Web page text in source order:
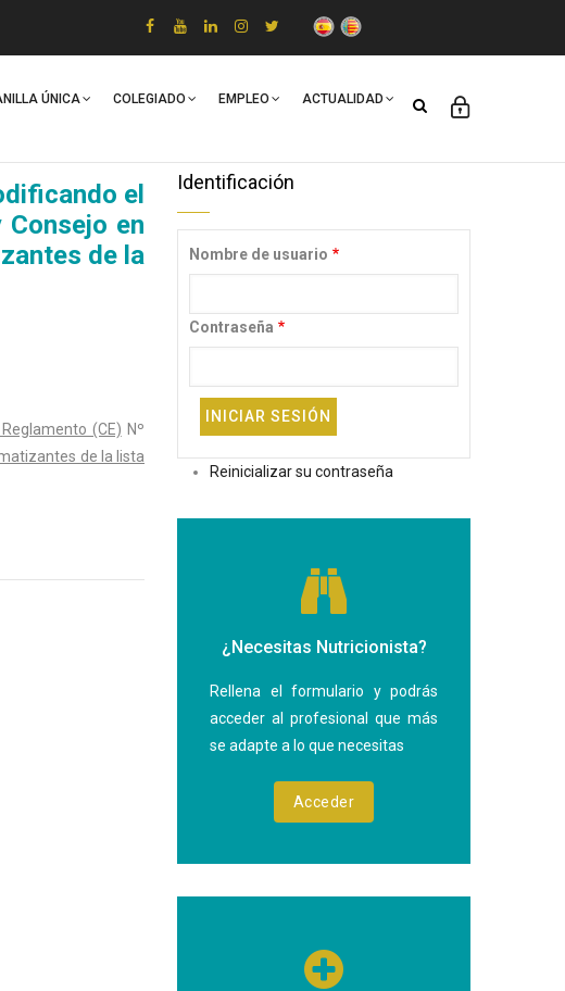
ÚNICA COLEGIADO EMPLEO ACTUALIDAD
el
en
de la
(CE) Nº
de la lista
Identificación
Nombre de usuario
Contraseña
Reinicializar su contraseña
¿Necesitas Nutricionista?
Rellena el formulario y podrás
acceder al profesional que más
se adapte a lo que necesitas
Acceder